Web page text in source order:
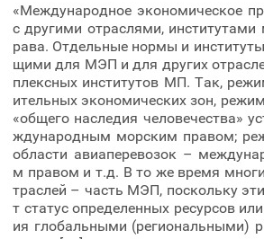
«Международное экономическое
с другими отраслями,
рава. Отдельные нормы и
щими для МЭП и для других
плексных институтов МП. Так,
ительных экономических зон,
«общего наследия человечества»
ждународным морским правом;
области авиаперевозок –
м правом и т.д. В то же время
траслей – часть МЭП, поскольку
т статус определенных ресурсов
ия глобальными (региональными)